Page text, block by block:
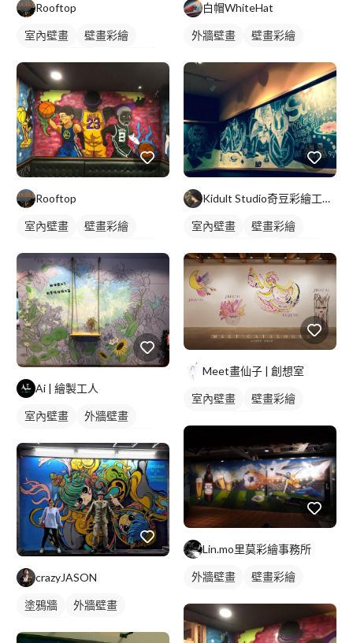
Rooftop
室內壁畫
壁畫彩繪
Rooftop
室內壁畫
壁畫彩繪
Ai | 繪製工人
室內壁畫
外牆壁畫
crazyJASON
塗鴉牆
外牆壁畫
白帽WhiteHat
外牆壁畫
壁畫彩繪
Kidult Studio奇豆彩繪工作室
室內壁畫
壁畫彩繪
Meet畫仙子 | 創想室
室內壁畫
壁畫彩繪
Lin.mo里莫彩繪事務所
外牆壁畫
壁畫彩繪